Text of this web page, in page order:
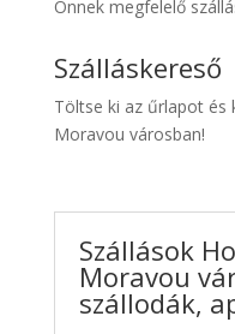
Transzfer
Kiwi
Taxi
Önnek megfelelő
Szálláskereső
Töltse ki az űrlapot és
Moravou városban!
Szállások
Moravou
szállodák,